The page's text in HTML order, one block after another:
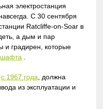
электростанция
С 30 сентября
Ratcliffe-on-Soar в
а дым и пар
и градирен, которые
с 1967 года , должна
из эксплуатации и